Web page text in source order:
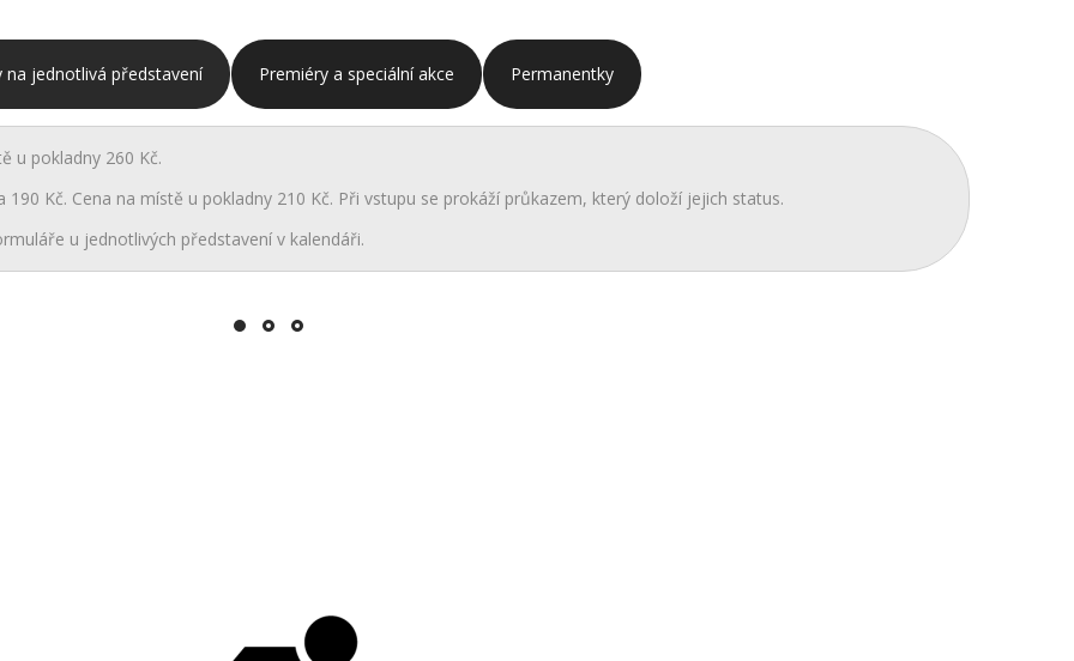
na jednotlivá představení Premiéry a speciální akce Permanentky
u pokladny 260 Kč.
Kč. Cena na místě u pokladny 210 Kč. Při vstupu se prokáží průkazem, který doloží jejich status.
u jednotlivých představení v kalendáři.